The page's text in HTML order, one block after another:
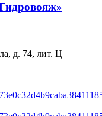
д. 74, лит. Ц